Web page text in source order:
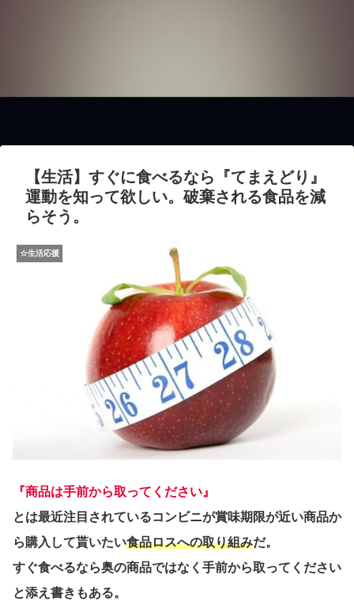
【生活】すぐに食べるなら『てまえどり』
運動を知って欲しい。破棄される食品を減
らそう。
☆生活応援
『商品は手前から取ってください』
とは最近注目されているコンビニが賞味期限が近い商品か
ら購入して貰いたい食品ロスへの取り組みだ。
すぐ食べるなら奥の商品ではなく手前から取ってください
と添え書きもある。